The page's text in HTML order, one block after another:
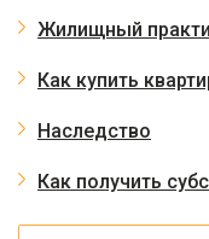
Жилищный
Как купить
Наследство
Как получить